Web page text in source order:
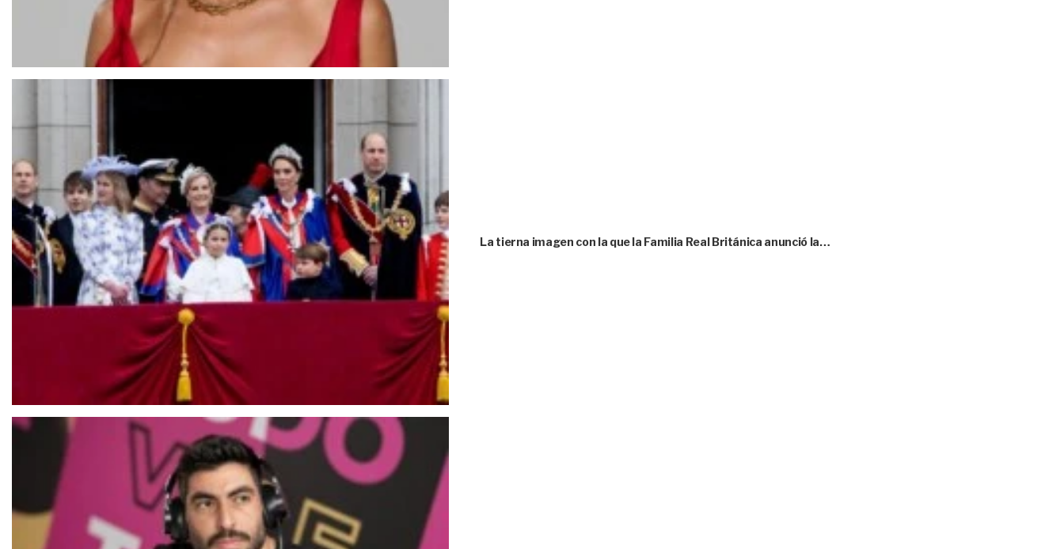
La tierna imagen con la que la Familia Real Británica anunció la…